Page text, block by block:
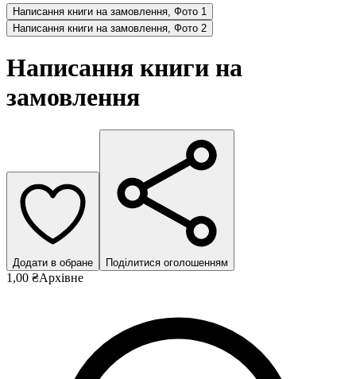
Написання книги на замовлення, Фото 1
Написання книги на замовлення, Фото 2
Написання книги на
замовлення
Додати в обране Поділитися оголошенням
1,00 ₴Архівне